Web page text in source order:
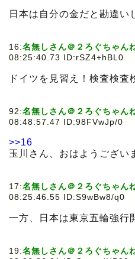
日本は自分の金だと勘違い
16:名無しさん＠２ろぐちゃん
08:25:40.73 ID:rSZ4+hBL0
ドイツを見習え！検査検査
92:名無しさん＠２ろぐちゃん
08:48:57.47 ID:98FVwJp/0
>>16
玉川さん、おはようござい
17:名無しさん＠２ろぐちゃん
08:25:46.55 ID:S9wBw8/q0
一方、日本は東京五輪強行
19:名無しさん＠２ろぐちゃん